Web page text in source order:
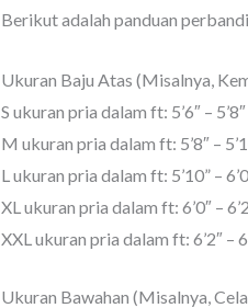
Berikut adalah panduan
Ukuran Baju Atas (Misalnya,
S ukuran pria dalam ft: 5’6″ –
M ukuran pria dalam ft: 5’8″ –
L ukuran pria dalam ft: 5’10” –
XL ukuran pria dalam ft: 6’0″ –
XXL ukuran pria dalam ft: 6’2″ –
Ukuran Bawahan (Misalnya,